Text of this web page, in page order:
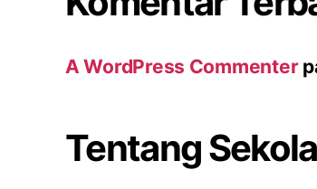
A WordPress Commenter
Tentang